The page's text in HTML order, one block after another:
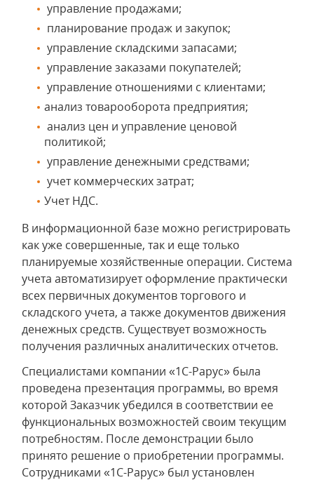
управление продажами;
планирование продаж и закупок;
управление складскими запасами;
управление заказами покупателей;
управление отношениями с клиентами;
анализ товарооборота предприятия;
анализ цен и управление ценовой
политикой;
управление денежными средствами;
учет коммерческих затрат;
Учет НДС.
В информационной базе можно регистрировать
как уже совершенные, так и еще только
планируемые хозяйственные операции. Система
учета автоматизирует оформление практически
всех первичных документов торгового и
складского учета, а также документов движения
денежных средств. Существует возможность
получения различных аналитических отчетов.
Специалистами компании «1С-Рарус» была
проведена презентация программы, во время
которой Заказчик убедился в соответствии ее
функциональных возможностей своим текущим
потребностям. После демонстрации было
принято решение о приобретении программы.
Сотрудниками «1С-Рарус» был установлен